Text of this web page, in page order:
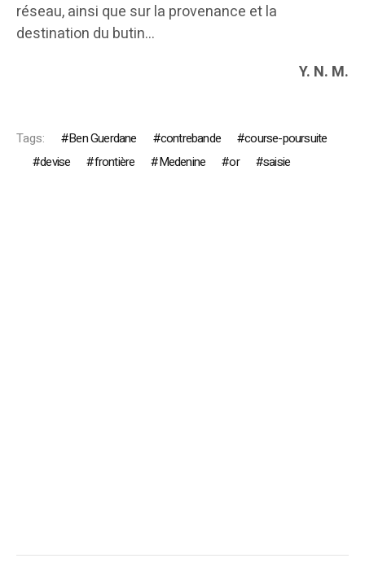
réseau, ainsi que sur la provenance et la
destination du butin…
Y. N. M.
Tags: Ben Guerdane contrebande
course-poursuite
devise
frontière Medenine or saisie